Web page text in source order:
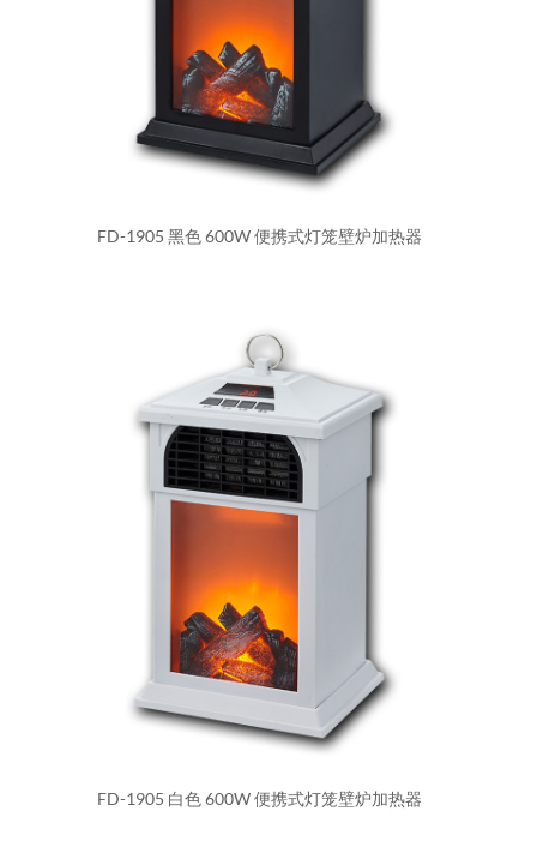
FD-1905 黑色 600W 便携式灯笼壁炉加热器
FD-1905 白色 600W 便携式灯笼壁炉加热器